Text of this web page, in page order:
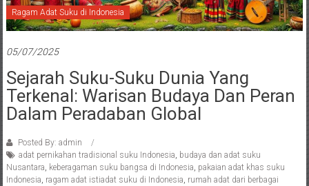
Ragam Adat Suku di Indonesia
05/07/2025
Sejarah Suku-Suku Dunia Yang
Terkenal: Warisan Budaya Dan Peran
Dalam Peradaban Global
Posted By: admin
adat pernikahan tradisional suku Indonesia, budaya dan adat suku
Nusantara, keberagaman suku bangsa di Indonesia, pakaian adat khas suku
Indonesia, ragam adat istiadat suku di Indonesia, rumah adat dari berbagai